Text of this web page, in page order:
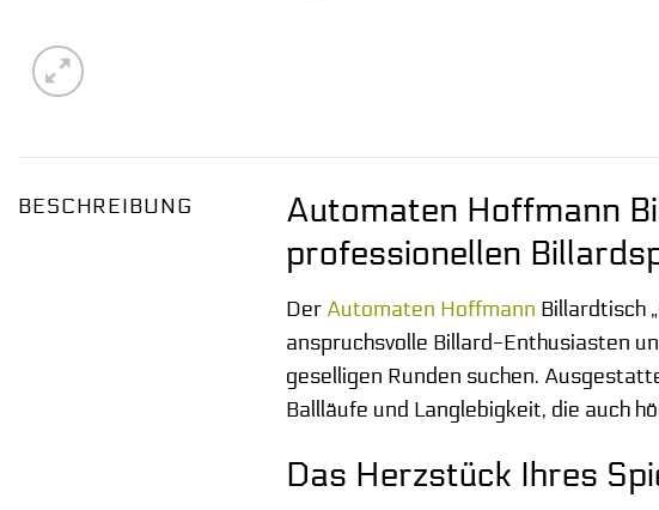
BESCHREIBUNG
Automaten Hoffmann
professionellen
Der Automaten Hoffmann Billardtisch
anspruchsvolle Billard-Enthusiasten
geselligen Runden suchen.
Ballläufe und Langlebigkeit, die auch
Das Herzstück Ihres